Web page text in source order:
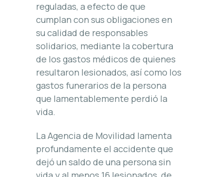
reguladas, a efecto de que
cumplan con sus obligaciones en
su calidad de responsables
solidarios, mediante la cobertura
de los gastos médicos de quienes
resultaron lesionados, así como los
gastos funerarios de la persona
que lamentablemente perdió la
vida.
La Agencia de Movilidad lamenta
profundamente el accidente que
dejó un saldo de una persona sin